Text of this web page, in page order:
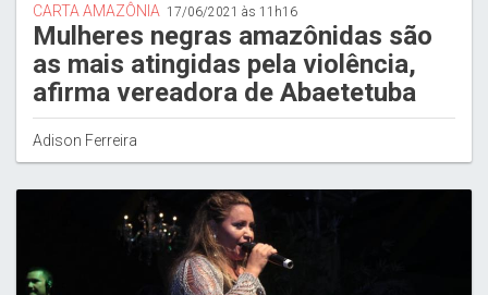
CARTA AMAZÔNIA 17/06/2021 às 11h16
Mulheres negras amazônidas são
as mais atingidas pela violência,
afirma vereadora de Abaetetuba
Adison Ferreira